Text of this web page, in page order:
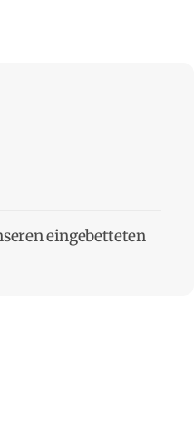
eingebetteten